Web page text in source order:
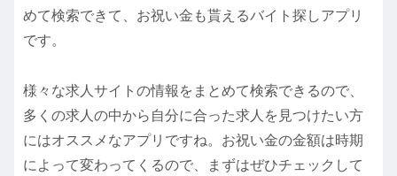
めて検索できて、お祝い金も貰えるバイト探しアプリ
です。
様々な求人サイトの情報をまとめて検索できるので、
多くの求人の中から自分に合った求人を見つけたい方
にはオススメなアプリですね。お祝い金の金額は時期
によって変わってくるので、まずはぜひチェックして